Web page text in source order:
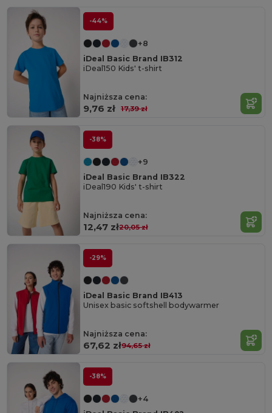
-44%
+8
iDeal Basic Brand IB312
iDeal150 Kids' t-shirt
Najniższa cena:
9,76 zł 17,39 zł
-38%
+9
iDeal Basic Brand IB322
iDeal190 Kids' t-shirt
Najniższa cena:
12,47 zł20,05 zł
-29%
iDeal Basic Brand IB413
Unisex basic softshell bodywarmer
Najniższa cena:
67,62 zł94,65 zł
-38%
+4